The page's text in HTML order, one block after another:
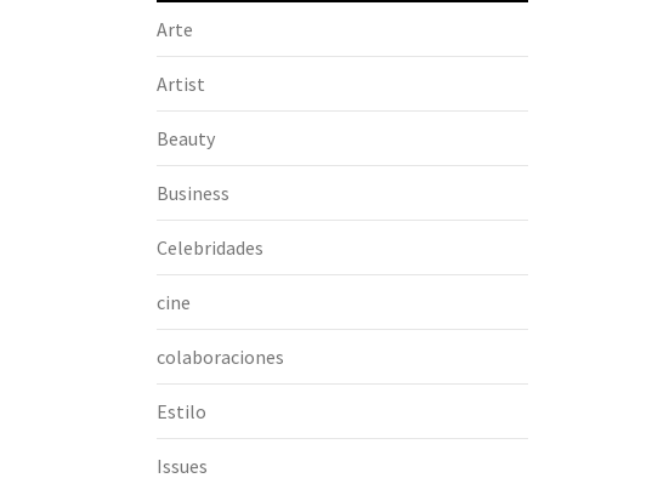
Arte
Artist
Beauty
Business
Celebridades
cine
colaboraciones
Estilo
Issues